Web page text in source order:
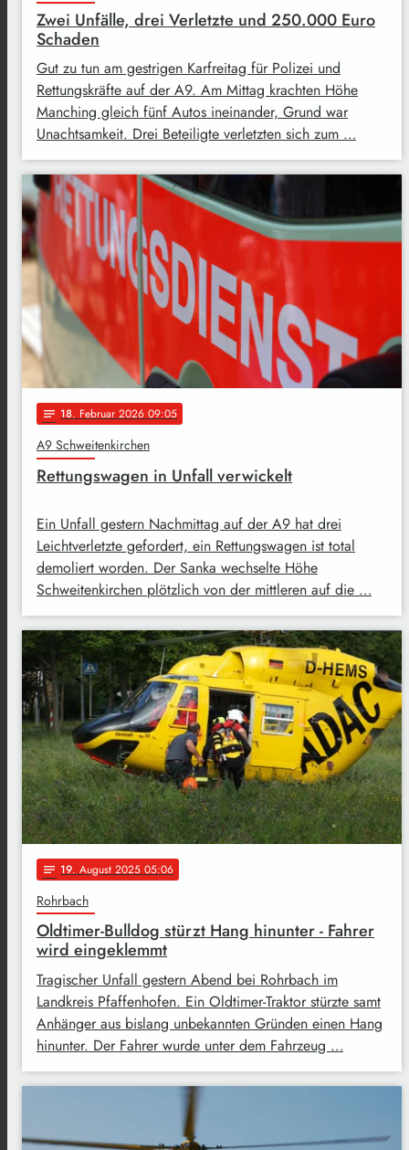
Zwei Unfälle, drei Verletzte und 250.000 Euro
Schaden
Gut zu tun am gestrigen Karfreitag für Polizei und
Rettungskräfte auf der A9. Am Mittag krachten Höhe
Manching gleich fünf Autos ineinander, Grund war
Unachtsamkeit. Drei Beteiligte verletzten sich zum …
notes 18. Februar 2026 09:05
A9 Schweitenkirchen
Rettungswagen in Unfall verwickelt
Ein Unfall gestern Nachmittag auf der A9 hat drei
Leichtverletzte gefordert, ein Rettungswagen ist total
demoliert worden. Der Sanka wechselte Höhe
Schweitenkirchen plötzlich von der mittleren auf die …
notes 19. August 2025 05:06
Rohrbach
Oldtimer-Bulldog stürzt Hang hinunter - Fahrer
wird eingeklemmt
Tragischer Unfall gestern Abend bei Rohrbach im
Landkreis Pfaffenhofen. Ein Oldtimer-Traktor stürzte samt
Anhänger aus bislang unbekannten Gründen einen Hang
hinunter. Der Fahrer wurde unter dem Fahrzeug …